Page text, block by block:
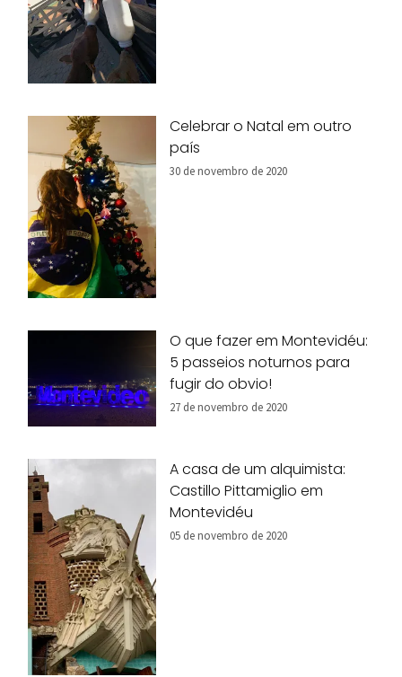
Celebrar o Natal em outro
país
30 de novembro de 2020
O que fazer em Montevidéu:
5 passeios noturnos para
fugir do obvio!
27 de novembro de 2020
A casa de um alquimista:
Castillo Pittamiglio em
Montevidéu
05 de novembro de 2020